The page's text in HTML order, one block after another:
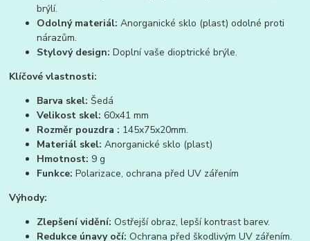
brýlí.
Odolný materiál: Anorganické sklo (plast) odolné proti
nárazům.
Stylový design: Doplní vaše dioptrické brýle.
Klíčové vlastnosti:
Barva skel: Šedá
Velikost skel: 60x41 mm
Rozměr pouzdra : 145x75x20mm.
Materiál skel: Anorganické sklo (plast)
Hmotnost: 9 g
Funkce: Polarizace, ochrana před UV zářením
Výhody:
Zlepšení vidění: Ostřejší obraz, lepší kontrast barev.
Redukce únavy očí: Ochrana před škodlivým UV zářením.